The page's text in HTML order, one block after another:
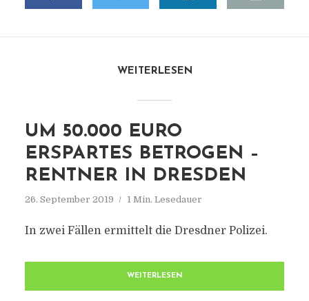
WEITERLESEN
UM 50.000 EURO
ERSPARTES BETROGEN –
RENTNER IN DRESDEN
26. September 2019 1 Min. Lesedauer
In zwei Fällen ermittelt die Dresdner Polizei.
WEITERLESEN